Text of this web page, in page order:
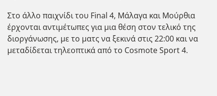
Στο άλλο παιχνίδι του Final 4, Μάλαγα και Μούρθια
έρχονται αντιμέτωπες για μια θέση στον τελικό της
διοργάνωσης, με το ματς να ξεκινά στις 22:00 και να
μεταδίδεται τηλεοπτικά από το Cosmote Sport 4.